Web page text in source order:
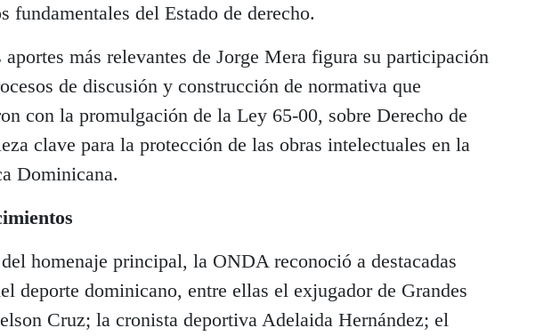
fundamentales del Estado de derecho.
aportes más relevantes de Jorge Mera figura su participación
de discusión y construcción de normativa que
con la promulgación de la Ley 65-00, sobre Derecho de
clave para la protección de las obras intelectuales en la
Dominicana.
homenaje principal, la ONDA reconoció a destacadas
deporte dominicano, entre ellas el exjugador de Grandes
Cruz; la cronista deportiva Adelaida Hernández; el